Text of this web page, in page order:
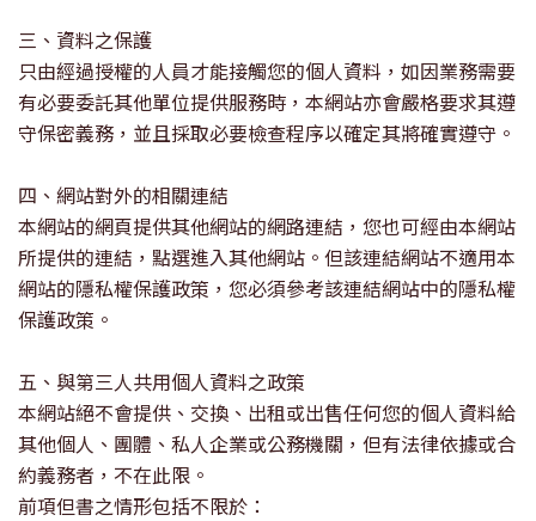
三、資料之保護
只由經過授權的人員才能接觸您的個人資料，如因業務需要
有必要委託其他單位提供服務時，本網站亦會嚴格要求其遵
守保密義務，並且採取必要檢查程序以確定其將確實遵守。
四、網站對外的相關連結
本網站的網頁提供其他網站的網路連結，您也可經由本網站
所提供的連結，點選進入其他網站。但該連結網站不適用本
網站的隱私權保護政策，您必須參考該連結網站中的隱私權
保護政策。
五、與第三人共用個人資料之政策
本網站絕不會提供、交換、出租或出售任何您的個人資料給
其他個人、團體、私人企業或公務機關，但有法律依據或合
約義務者，不在此限。
前項但書之情形包括不限於：